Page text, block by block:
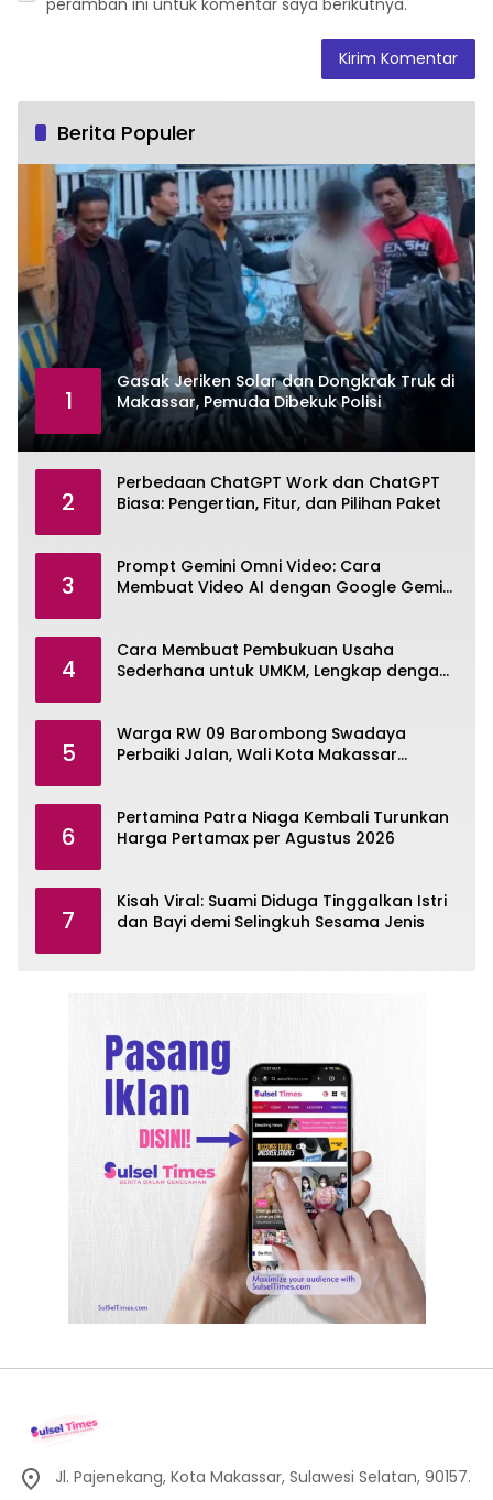
Berita Populer
1
Gasak Jeriken Solar dan Dongkrak Truk di
Makassar, Pemuda Dibekuk Polisi
2
Perbedaan ChatGPT Work dan ChatGPT
Biasa: Pengertian, Fitur, dan Pilihan Paket
3
Prompt Gemini Omni Video: Cara
Membuat Video AI dengan Google Gemini
4
Cara Membuat Pembukuan Usaha
Sederhana untuk UMKM, Lengkap dengan
5
Warga RW 09 Barombong Swadaya
Perbaiki Jalan, Wali Kota Makassar
6
Pertamina Patra Niaga Kembali Turunkan
Harga Pertamax per Agustus 2026
7
Kisah Viral: Suami Diduga Tinggalkan Istri
dan Bayi demi Selingkuh Sesama Jenis
Jl. Pajenekang, Kota Makassar, Sulawesi Selatan, 90157.